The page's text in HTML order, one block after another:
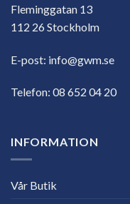
Fleminggatan 13
112 26 Stockholm
E-post: info@gwm.se
Telefon: 08 652 04 20
INFORMATION
Vår Butik